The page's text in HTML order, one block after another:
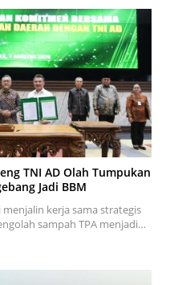
TNI AD Olah Tumpukan
Jadi BBM
kerja sama strategis
sampah TPA menjadi…